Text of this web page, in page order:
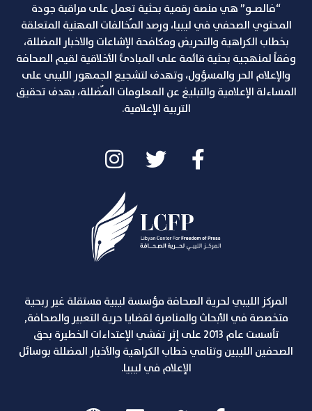
“فالصـو” هي منصة رقمية بحثية تعمل على مراقبة جودة
المحتوي الصحفي في ليبيا، ورصد المٌخالفات المهنية المتعلقة
بخطاب الكراهية والتحريض ومكافحة الإشاعات والاخبار المضللة،
وفقاً لمنهجية بحثية قائمة على المبادئ الأخلاقية لقيم الصحافة
والإعلام الحر والمسؤول، وتهدف لتشجيع الجمهور الليبي على
المساءلة الإعلامية والتبليغ عن المعلومات المٌضللة، بهدف تحقيق
التربية الإعلامية.
المركز الليبي لحرية الصحافة مؤسسة ليبية مستقلة غير ربحية
متخصصة في الأبحاث والمناصرة لقضايا حرية التعبير والصحافة,
تأسست عام 2013 على إثر تفشي الإعتداءات الخطيرة بحق
الصحفين الليبين وتنامي خطاب الكراهية والأخبار المضللة بوسائل
الإعلام في ليبيا.